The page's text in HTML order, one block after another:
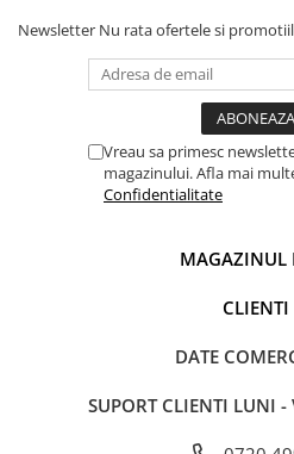
Newsletter Nu rata ofertele si
Vreau sa primesc
magazinului. Afla mai
Confidentialitate
MAGAZINUL
CLIENTI
DATE
SUPORT CLIENTI LUNI -